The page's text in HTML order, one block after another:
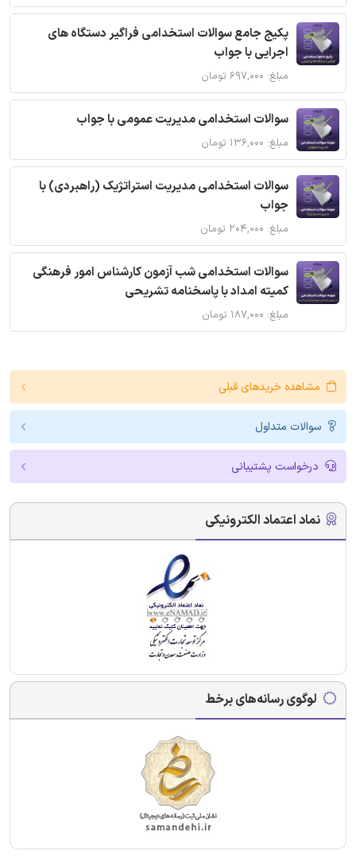
پکیج جامع سوالات استخدامی فراگیر دستگاه های
اجرایی با جواب
مبلغ: ۶۹۷,۰۰۰ تومان
سوالات استخدامی مدیریت عمومی با جواب
مبلغ: ۱۳۶,۰۰۰ تومان
سوالات استخدامی مدیریت استراتژیک (راهبردی) با
جواب
مبلغ: ۲۰۴,۰۰۰ تومان
سوالات استخدامی شب آزمون کارشناس امور فرهنگی
کمیته امداد با پاسخنامه تشریحی
مبلغ: ۱۸۷,۰۰۰ تومان
مشاهده خریدهای قبلی
سوالات متداول
درخواست پشتیبانی
نماد اعتماد الکترونیکی
لوگوی رسانه‌های برخط